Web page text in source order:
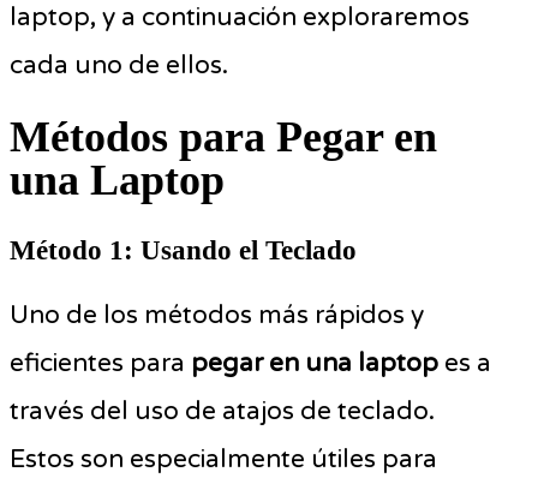
laptop, y a continuación exploraremos
cada uno de ellos.
Métodos para Pegar en
una Laptop
Método 1: Usando el Teclado
Uno de los métodos más rápidos y
eficientes para pegar en una laptop es a
través del uso de atajos de teclado.
Estos son especialmente útiles para